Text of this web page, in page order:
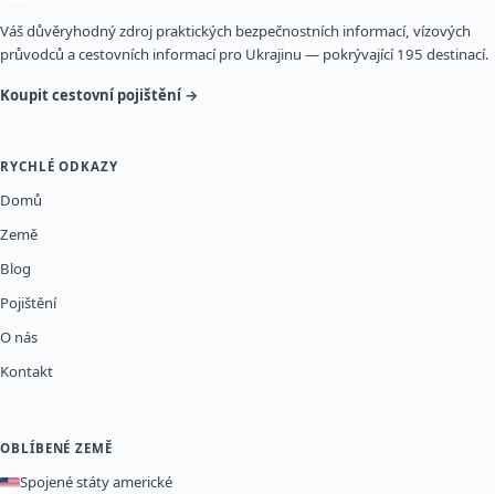
Váš důvěryhodný zdroj praktických bezpečnostních informací, vízových
průvodců a cestovních informací pro Ukrajinu — pokrývající 195 destinací.
Koupit cestovní pojištění →
RYCHLÉ ODKAZY
Domů
Země
Blog
Pojištění
O nás
Kontakt
OBLÍBENÉ ZEMĚ
Spojené státy americké